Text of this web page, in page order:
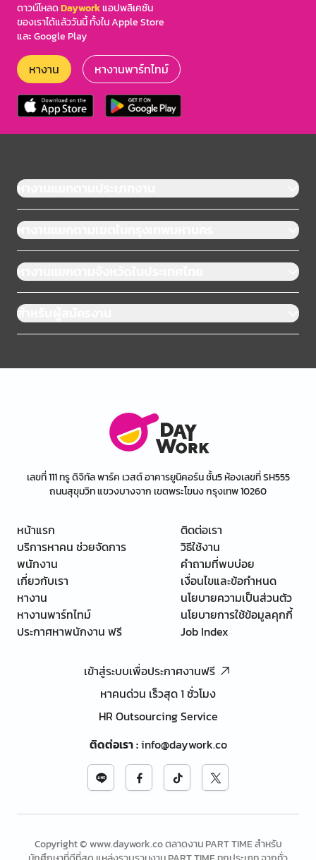
ดาวน์โหลดDayworkแอปพลิเคชัน
ของเราได้แล้ววันนี้ ทั้งใน Apple Store
และ Google Play
หางาน หางานพาร์ทไทม์
หางานแยกตามประเภทงาน
หางานแยกตามเขตในกรุงเทพมหานคร
หางานแยกตามจังหวัดในประเทศไทย
สำหรับผู้สมัครงาน
เลขที่ 111 ทรู ดิจิทัล พาร์ค เวสต์ อาคารยูนิคอร์น ชั้น5 ห้องเลขที่ SH555
ถนนสุขุมวิท แขวงบางจาก เขตพระโขนง กรุงเทพ 10260
หน้าแรก
บริการหาคน ช่วยจัดการ
พนักงาน
เกี่ยวกับเรา
หางาน
หางานพาร์ทไทม์
ประกาศหาพนักงาน ฟรี
ติดต่อเรา
วิธีใช้งาน
คำถามที่พบบ่อย
เงื่อนไขและข้อกำหนด
นโยบายความเป็นส่วนตัว
นโยบายการใช้ข้อมูลคุกกี้
Job Index
เข้าสู่ระบบเพื่อประกาศงานฟรี
หาคนด่วน เร็วสุด 1 ชั่วโมง
HR Outsourcing Service
ติดต่อเรา:info@daywork.co
Copyright © www.daywork.co ตลาดงาน PART TIME สำหรับ